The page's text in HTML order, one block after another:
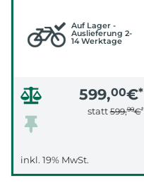
Auf Lager -
Auslieferung 2-
14 Werktage
599,00€*
statt599,99€*
inkl. 19% MwSt.